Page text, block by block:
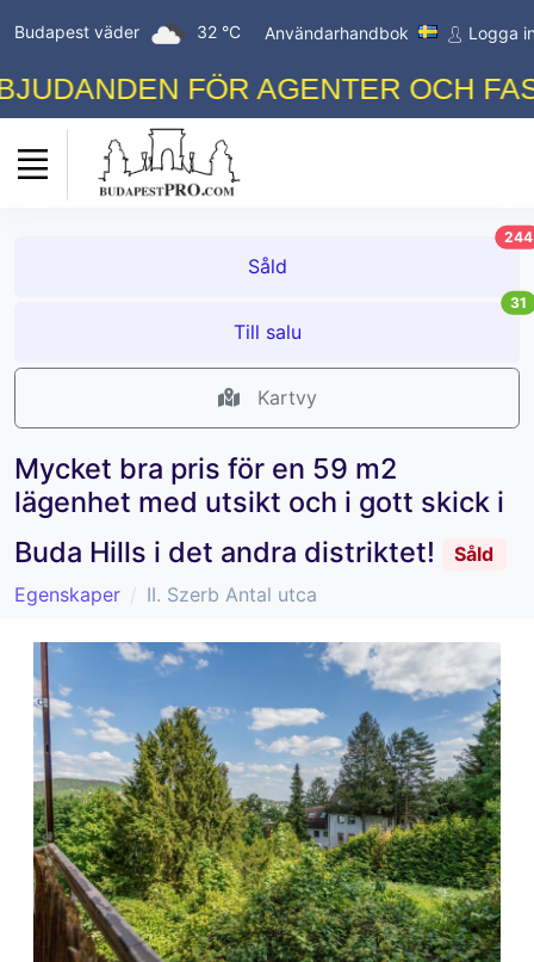
Budapest väder 32 °C Användarhandbok Logga
FÖR AGENTER OCH
Såld
244
Till salu
31
Kartvy
Mycket bra pris för en 59 m2
lägenhet med utsikt och i gott skick i
Buda Hills i det andra distriktet!
Såld
Egenskaper
II. Szerb Antal utca